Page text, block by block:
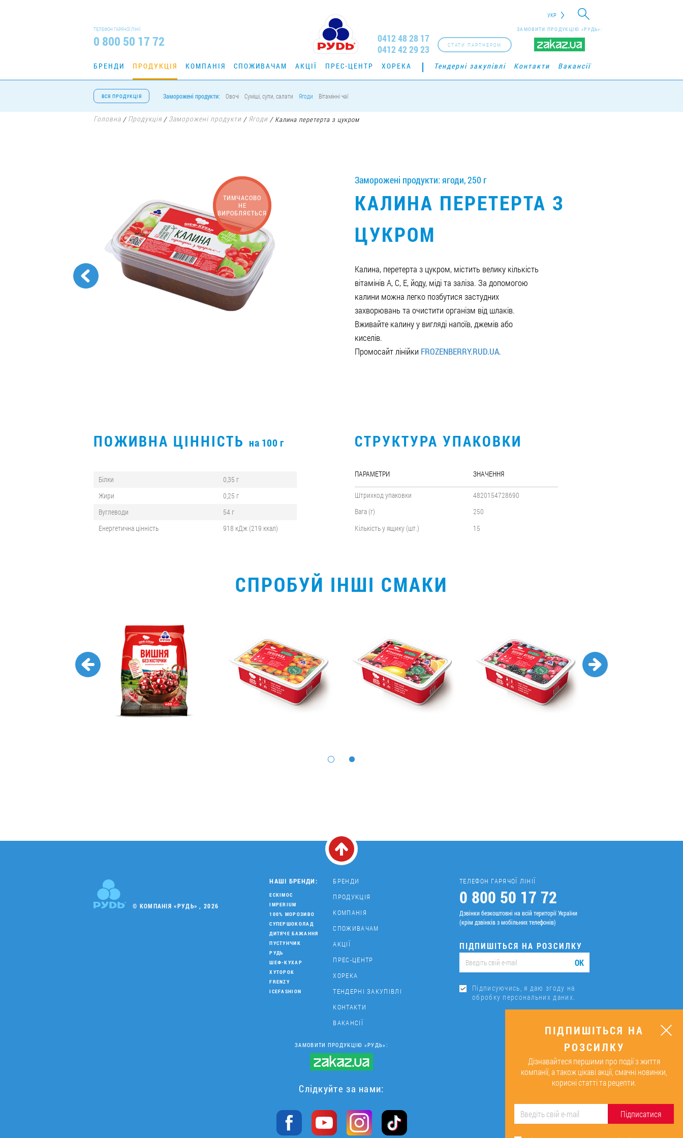
УКР
ТЕЛЕФОН ГАРЯЧОЇ ЛІНІЇ
0 800 50 17 72
ЗАМОВИТИ ПРОДУКЦІЮ «РУДЬ»:
СТАТИ ПАРТНЕРОМ
0412 48 28 17
0412 42 29 23
БРЕНДИ ПРОДУКЦІЯ КОМПАНІЯ СПОЖИВАЧАМ АКЦІЇ ПРЕС-ЦЕНТР ХОРЕКА Тендерні закупівлі Контакти Вакансії
ВСЯ ПРОДУКЦІЯ Заморожені продукти: Овочі Суміші, супи, салати Ягоди Вітамінні чаї
Головна / Продукція / Заморожені продукти / Ягоди /Калина перетерта з цукром
ТИМЧАСОВО
НЕ
ВИРОБЛЯЄТЬСЯ
Заморожені продукти: ягоди, 250 г
КАЛИНА ПЕРЕТЕРТА З
ЦУКРОМ
Калина, перетерта з цукром, містить велику кількість
вітамінів А, С, Е, йоду, міді та заліза. За допомогою
калини можна легко позбутися застудних
захворювань та очистити організм від шлаків.
Вживайте калину у вигляді напоїв, джемів або
киселів.
Промосайт лінійки FROZENBERRY.RUD.UA.
ПОЖИВНА ЦІННІСТЬ на 100 г
Білки
0,35 г
Жири
0,25 г
Вуглеводи
54 г
Енергетична цінність
918 кДж (219 ккал)
СТРУКТУРА УПАКОВКИ
ПАРАМЕТРИ ЗНАЧЕННЯ
Штрихкод упаковки
4820154728690
Вага (г)
250
Кількість у ящику (шт.)
15
СПРОБУЙ ІНШІ СМАКИ
© КОМПАНІЯ «РУДЬ» , 2026
НАШІ БРЕНДИ:
ЕСКІМОС
IMPERIUM
100% МОРОЗИВО
СУПЕРШОКОЛАД
ДИТЯЧЕ БАЖАННЯ
ПУСТУНЧИК
РУДЬ
ШЕФ-КУХАР
ХУТОРОК
FRENZY
ICEFASHION
БРЕНДИ
ПРОДУКЦІЯ
КОМПАНІЯ
СПОЖИВАЧАМ
АКЦІЇ
ПРЕС-ЦЕНТР
ХОРЕКА
ТЕНДЕРНІ ЗАКУПІВЛІ
КОНТАКТИ
ВАКАНСІЇ
ТЕЛЕФОН ГАРЯЧОЇ ЛІНІЇ
0 800 50 17 72
Дзвінки безкоштовні на всій території України
(крім дзвінків з мобільних телефонів)
ПІДПИШІТЬСЯ НА РОЗСИЛКУ
ОК
Підписуючись, я даю згоду на
обробку персональних даних.
ЗАМОВИТИ ПРОДУКЦІЮ «РУДЬ»:
Слідкуйте за нами:
ПІДПИШІТЬСЯ НА
РОЗСИЛКУ
Дізнавайтеся першими про події з життя
компанії, а також цікаві акції, смачні новинки,
корисні статті та рецепти.
Підписатися